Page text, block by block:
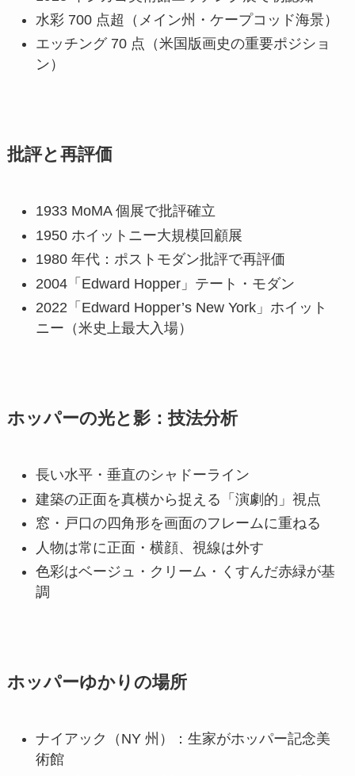
水彩 700 点超（メイン州・ケープコッド海景）
エッチング 70 点（米国版画史の重要ポジショ
ン）
批評と再評価
1933 MoMA 個展で批評確立
1950 ホイットニー大規模回顧展
1980 年代：ポストモダン批評で再評価
2004「Edward Hopper」テート・モダン
2022「Edward Hopper’s New York」ホイット
ニー（米史上最大入場）
ホッパーの光と影：技法分析
長い水平・垂直のシャドーライン
建築の正面を真横から捉える「演劇的」視点
窓・戸口の四角形を画面のフレームに重ねる
人物は常に正面・横顔、視線は外す
色彩はベージュ・クリーム・くすんだ赤緑が基
調
ホッパーゆかりの場所
ナイアック（NY 州）：生家がホッパー記念美
術館